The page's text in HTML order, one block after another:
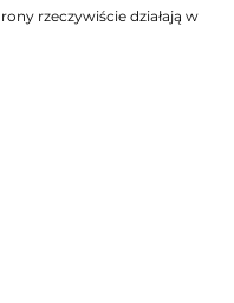
rzeczywiście działają w